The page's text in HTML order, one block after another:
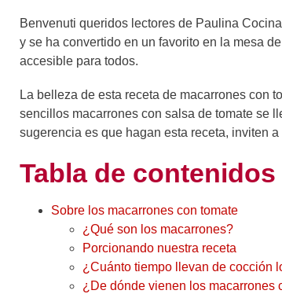
Benvenuti queridos lectores de Paulina
y se ha convertido en un favorito en la mesa
accesible para todos.
La belleza de esta receta de macarrones con
sencillos macarrones con salsa de tomate se
sugerencia es que hagan esta receta, inviten
Tabla de contenidos
Sobre los macarrones con tomate
¿Qué son los macarrones?
Porcionando nuestra receta
¿Cuánto tiempo llevan de cocción
¿De dónde vienen los macarrones